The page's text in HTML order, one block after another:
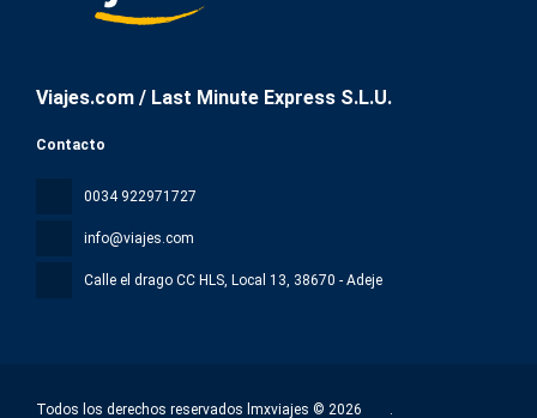
Viajes.com / Last Minute Express S.L.U.
Contacto
0034 922971727
info@viajes.com
Calle el drago CC HLS, Local 13, 38670 - Adeje
Todos los derechos reservados lmxviajes © 2026 .